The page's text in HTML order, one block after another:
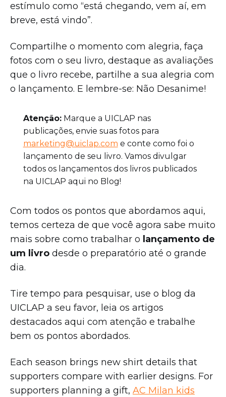
estímulo como “está chegando, vem aí, em
breve, está vindo”.
Compartilhe o momento com alegria, faça
fotos com o seu livro, destaque as avaliações
que o livro recebe, partilhe a sua alegria com
o lançamento. E lembre-se: Não Desanime!
Atenção:Marque a UICLAP nas
publicações, envie suas fotos para
marketing@uiclap.com e conte como foi o
lançamento de seu livro. Vamos divulgar
todos os lançamentos dos livros publicados
na UICLAP aqui no Blog!
Com todos os pontos que abordamos aqui,
temos certeza de que você agora sabe muito
mais sobre como trabalhar o lançamento de
um livro desde o preparatório até o grande
dia.
Tire tempo para pesquisar, use o blog da
UICLAP a seu favor, leia os artigos
destacados aqui com atenção e trabalhe
bem os pontos abordados.
Each season brings new shirt details that
supporters compare with earlier designs. For
supporters planning a gift, AC Milan kids